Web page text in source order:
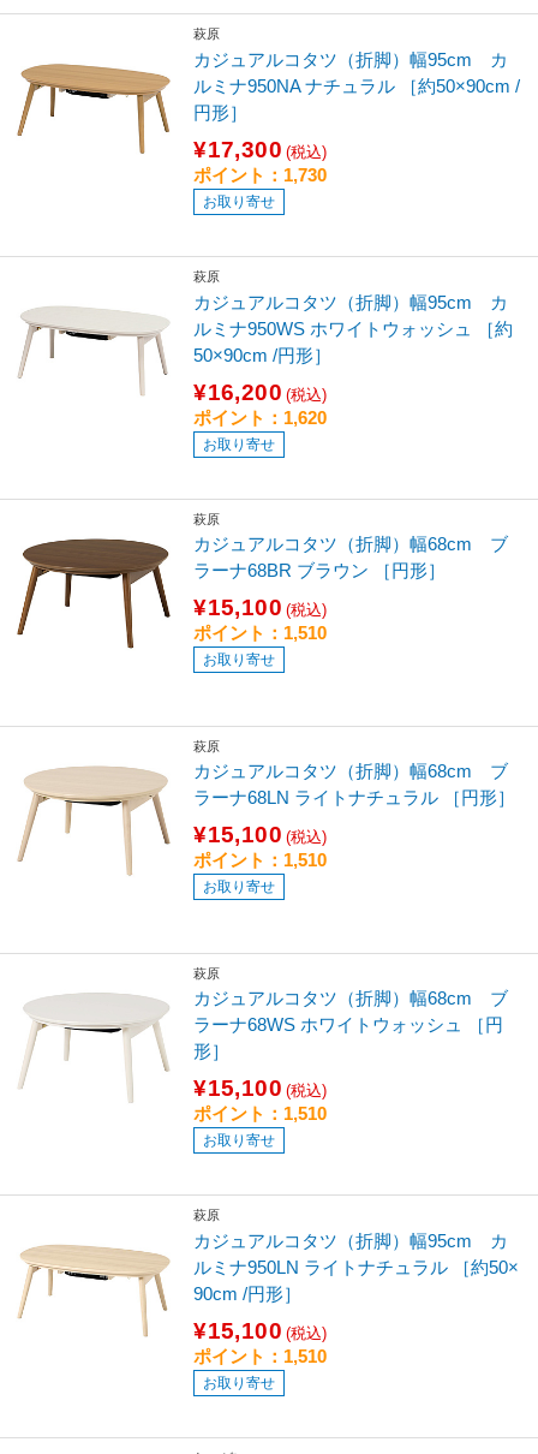
萩原
カジュアルコタツ（折脚）幅95cm カ
ルミナ950NA ナチュラル ［約50×90cm /
円形］
¥17,300 (税込)
ポイント：1,730
お取り寄せ
萩原
カジュアルコタツ（折脚）幅95cm カ
ルミナ950WS ホワイトウォッシュ ［約
50×90cm /円形］
¥16,200 (税込)
ポイント：1,620
お取り寄せ
萩原
カジュアルコタツ（折脚）幅68cm ブ
ラーナ68BR ブラウン ［円形］
¥15,100 (税込)
ポイント：1,510
お取り寄せ
萩原
カジュアルコタツ（折脚）幅68cm ブ
ラーナ68LN ライトナチュラル ［円形］
¥15,100 (税込)
ポイント：1,510
お取り寄せ
萩原
カジュアルコタツ（折脚）幅68cm ブ
ラーナ68WS ホワイトウォッシュ ［円
形］
¥15,100 (税込)
ポイント：1,510
お取り寄せ
萩原
カジュアルコタツ（折脚）幅95cm カ
ルミナ950LN ライトナチュラル ［約50×
90cm /円形］
¥15,100 (税込)
ポイント：1,510
お取り寄せ